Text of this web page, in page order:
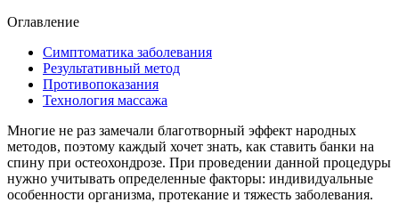
Оглавление
Симптоматика заболевания
Результативный метод
Противопоказания
Технология массажа
Многие не раз замечали благотворный эффект народных
методов, поэтому каждый хочет знать, как ставить банки на
спину при остеохондрозе. При проведении данной процедуры
нужно учитывать определенные факторы: индивидуальные
особенности организма, протекание и тяжесть заболевания.